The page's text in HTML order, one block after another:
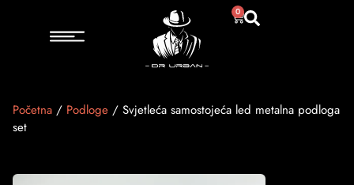
0
Početna / Podloge / Svjetleća samostojeća led metalna podloga
set